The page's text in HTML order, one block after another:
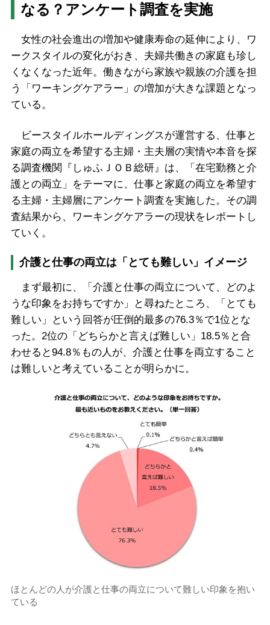
なる？アンケート調査を実施
女性の社会進出の増加や健康寿命の延伸により、ワ
ークスタイルの変化がおき、夫婦共働きの家庭も珍し
くなくなった近年。働きながら家族や親族の介護を担
う「ワーキングケアラー」の増加が大きな課題となっ
ている。
ビースタイルホールディングスが運営する、仕事と
家庭の両立を希望する主婦・主夫層の実情や本音を探
る調査機関『しゅふＪＯＢ総研』は、「在宅勤務と介
護との両立」をテーマに、仕事と家庭の両立を希望す
る主婦・主婦層にアンケート調査を実施した。その調
査結果から、ワーキングケアラーの現状をレポートし
ていく。
介護と仕事の両立は「とても難しい」イメージ
まず最初に、「介護と仕事の両立について、どのよ
うな印象をお持ちですか」と尋ねたところ、「とても
難しい」という回答が圧倒的最多の76.3％で1位とな
った。2位の「どちらかと言えば難しい」18.5％と合
わせると94.8％もの人が、介護と仕事を両立すること
は難しいと考えていることが明らかに。
ほとんどの人が介護と仕事の両立について難しい印象を抱い
ている